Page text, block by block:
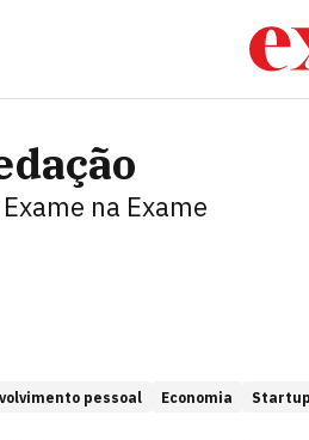
na Exame
pessoal Economia